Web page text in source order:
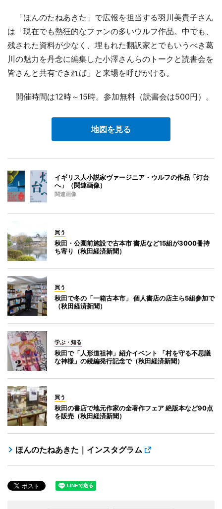
「ほんのたねあきた」で広報を担当する羽川美貴子さん
は「現在でも熱狂的なファンの多いウルフ作品。中でも、
残された資料が少なく、埋もれた翻訳家とでもいうべき葛
川の魅力を丹念に編集した小澤さんらのトークと読書会を
皆さんと共有できれば」と来場を呼びかける。
開催時間は12時～15時。参加無料（読書会は500円）。
地図を見る
イギリス人小説家ヴァージニア・ウルフの作品「灯台
へ」（関連画像）
関連画像
買う
秋田・公園前施設で古本市 書店など15組が3000冊持
ち寄り（秋田経済新聞）
買う
秋田で冬の「一箱古本市」 個人書店の店主ら5組参加で
（秋田経済新聞）
学ぶ・知る
秋田で「人形道祖神」紹介イベント 「村を守る不思議
な神様」の続編発行記念で（秋田経済新聞）
買う
秋田の書店で地元作家の全著作フェア 絶版本など90点
を販売（秋田経済新聞）
ほんのたねあきた｜インスタグラム